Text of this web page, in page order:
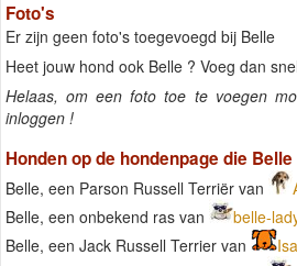
Foto's
Er zijn geen foto's toegevoegd bij Belle
Heet jouw hond ook Belle ? Voeg dan
Helaas, om een foto toe te voegen
inloggen !
Honden op de hondenpage die
Belle, een Parson Russell Terriër van
Belle, een onbekend ras van
belle-
Belle, een Jack Russell Terrier van